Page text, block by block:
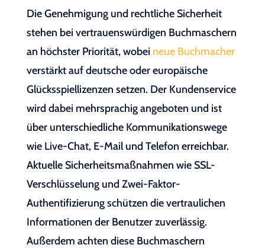
Die Genehmigung und rechtliche Sicherheit
stehen bei vertrauenswürdigen Buchmaschern
an höchster Priorität, wobei neue Buchmacher
verstärkt auf deutsche oder europäische
Glücksspiellizenzen setzen. Der Kundenservice
wird dabei mehrsprachig angeboten und ist
über unterschiedliche Kommunikationswege
wie Live-Chat, E-Mail und Telefon erreichbar.
Aktuelle Sicherheitsmaßnahmen wie SSL-
Verschlüsselung und Zwei-Faktor-
Authentifizierung schützen die vertraulichen
Informationen der Benutzer zuverlässig.
Außerdem achten diese Buchmaschern